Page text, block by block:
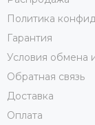
Политика
Гарантия
Условия обмена
Обратная связь
Доставка
Оплата